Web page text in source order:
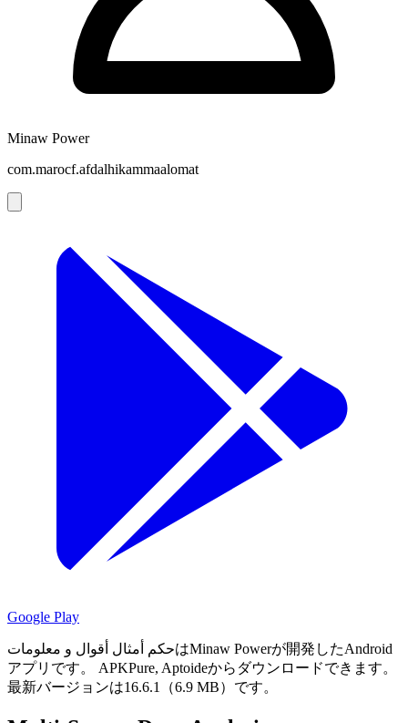
Minaw Power
com.marocf.afdalhikammaalomat
Google Play
حكم أمثال أقوال و معلوماتはMinaw Powerが開発したAndroid
アプリです。
APKPure, Aptoideからダウンロードできます。
最新バージョンは16.6.1（6.9 MB）です。